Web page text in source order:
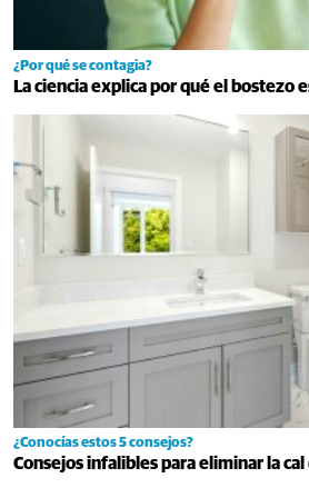
¿Por qué se contagia?
La ciencia explica por qué el bostezo
¿Conocías estos 5 consejos?
Consejos infalibles para eliminar la